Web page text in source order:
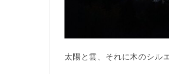
太陽と雲、それに木のシル